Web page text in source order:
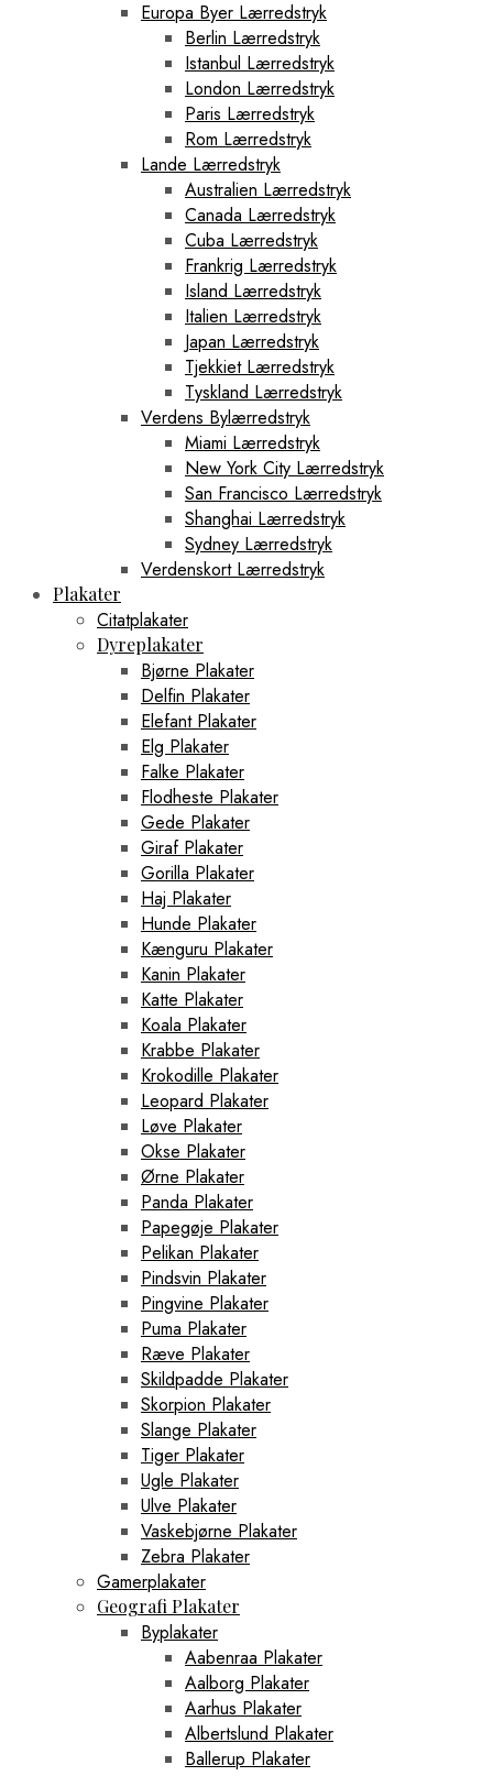
Europa Byer Lærredstryk
Berlin Lærredstryk
Istanbul Lærredstryk
London Lærredstryk
Paris Lærredstryk
Rom Lærredstryk
Lande Lærredstryk
Australien Lærredstryk
Canada Lærredstryk
Cuba Lærredstryk
Frankrig Lærredstryk
Island Lærredstryk
Italien Lærredstryk
Japan Lærredstryk
Tjekkiet Lærredstryk
Tyskland Lærredstryk
Verdens Bylærredstryk
Miami Lærredstryk
New York City Lærredstryk
San Francisco Lærredstryk
Shanghai Lærredstryk
Sydney Lærredstryk
Verdenskort Lærredstryk
Plakater
Citatplakater
Dyreplakater
Bjørne Plakater
Delfin Plakater
Elefant Plakater
Elg Plakater
Falke Plakater
Flodheste Plakater
Gede Plakater
Giraf Plakater
Gorilla Plakater
Haj Plakater
Hunde Plakater
Kænguru Plakater
Kanin Plakater
Katte Plakater
Koala Plakater
Krabbe Plakater
Krokodille Plakater
Leopard Plakater
Løve Plakater
Okse Plakater
Ørne Plakater
Panda Plakater
Papegøje Plakater
Pelikan Plakater
Pindsvin Plakater
Pingvine Plakater
Puma Plakater
Ræve Plakater
Skildpadde Plakater
Skorpion Plakater
Slange Plakater
Tiger Plakater
Ugle Plakater
Ulve Plakater
Vaskebjørne Plakater
Zebra Plakater
Gamerplakater
Geografi Plakater
Byplakater
Aabenraa Plakater
Aalborg Plakater
Aarhus Plakater
Albertslund Plakater
Ballerup Plakater